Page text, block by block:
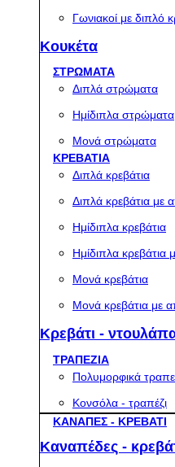
Γωνιακοί με διπλό
Κουκέτα
ΣΤΡΩΜΑΤΑ
Διπλά στρώματα
Ημίδιπλα στρώματα
Μονά στρώματα
ΚΡΕΒΑΤΙΑ
Διπλά κρεβάτια
Διπλά κρεβάτια με
Ημίδιπλα κρεβάτια
Ημίδιπλα κρεβάτια
Μονά κρεβάτια
Μονά κρεβάτια με
Κρεβάτι -
ΤΡΑΠΕΖΙΑ
Πολυμορφικά
Κονσόλα - τραπέζι
ΚΑΝΑΠΕΣ - ΚΡΕΒΑΤΙ
Καναπέδες -